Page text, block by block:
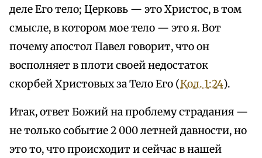
деле Его тело; Церковь — это Христос, в том
смысле, в котором мое тело — это я. Вот
почему апостол Павел говорит, что он
восполняет в плоти своей недостаток
скорбей Христовых за Тело Его (Кол. 1:24).
Итак, ответ Божий на проблему страдания —
не только событие 2 000 летней давности, но
это то, что происходит и сейчас в нашей